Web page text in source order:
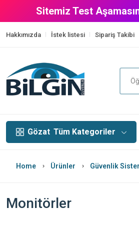
Sitemiz Test
Hakkımızda İstek listesi Sipariş Takibi
Gözat Tüm Kategoriler
Home Ürünler Güvenlik
Monitörler